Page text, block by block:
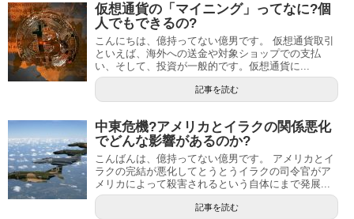
仮想通貨の「マイニング」ってなに?個
人でもできるの?
こんにちは、億持ってない億男です。 仮想通貨取引
といえば、海外への送金や対象ショップでの支払
い、そして、投資が一般的です。仮想通貨に...
記事を読む
中東危機?アメリカとイラクの関係悪化
でどんな影響があるのか?
こんばんは、億持ってない億男です。 アメリカとイ
ラクの完結が悪化してとうとうイラクの司令官がア
メリカによって殺害されるという自体にまで発展...
記事を読む